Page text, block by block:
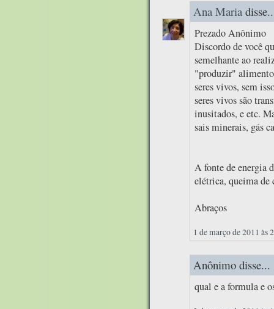
Ana Maria
Prezado Anônimo
Discordo de você
semelhante ao
"produzir"
seres vivos, sem
seres vivos são
inusitados, e etc.
sais minerais, gás
A fonte de energia
elétrica, queima de
Abraços
1 de março de 2011 às
Anônimo disse...
qual e a formula e